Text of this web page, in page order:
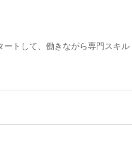
トして、働きながら専門スキル